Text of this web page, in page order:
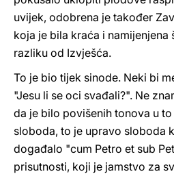
uvijek, odobrena je također
koja je bila kraća i namijenjena
razliku od Izvješća.
To je bio tijek sinode. Neki bi
"Jesu li se oci svađali?". Ne
da je bilo povišenih tonova u to
sloboda, to je upravo sloboda
događalo "cum Petro et sub
prisutnosti, koji je jamstvo za